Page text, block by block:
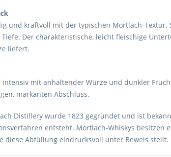
und kraftvoll mit der typischen Mortlach-
Der charakteristische, leicht fleischige
liefert.
intensiv mit anhaltender Würze und dunkler
markanten Abschluss.
Distillery wurde 1823 gegründet und ist
entsteht. Mortlach-Whiskys
diese Abfüllung eindrucksvoll unter Beweis stellt.